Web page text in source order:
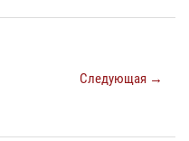
Следующая →